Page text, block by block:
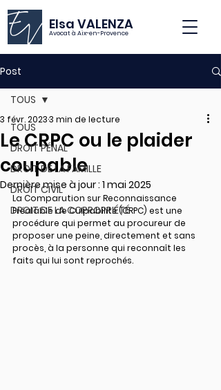
Elsa VALENZA
Avocat à Aix-en-Provence
Post
TOUS
DROIT PÉNAL
DROIT DE LA FAMILLE
DROIT CIVIL
DROIT DE LA COPROPRIÉTÉ
TOUS
Le CRPC ou le plaider
coupable
3 févr. 20233 min de lecture
Dernière mise à jour : 1 mai 2025
La Comparution sur Reconnaissance
Préalable de Culpabilité (CRPC) est une
procédure qui permet au procureur de
proposer une peine, directement et sans
procès, à la personne qui reconnaît les
faits qui lui sont reprochés.